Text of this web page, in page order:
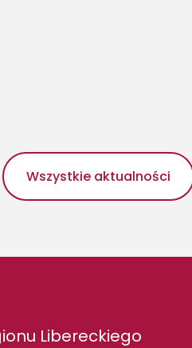
Wszystkie aktualności
Libereckiego